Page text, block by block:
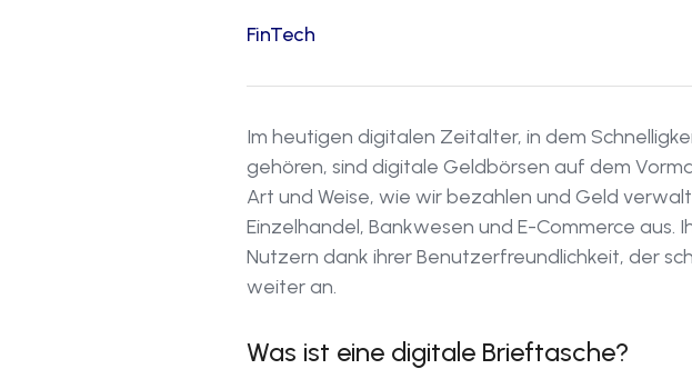
FinTech
Im heutigen digitalen Zeitalter, in dem
gehören, sind digitale Geldbörsen auf dem
Art und Weise, wie wir bezahlen und Geld
Einzelhandel, Bankwesen und E-Commerce
Nutzern dank ihrer Benutzerfreundlichkeit, der
weiter an.
Was ist eine digitale Brieftasche?